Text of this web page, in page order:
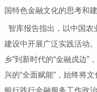
国特色金融文化的思考和建
智库报告指出，以中国
建设中开展广泛实践活动
乡”到新时代的“金融戍边”
兴的“全面赋能”，始终将
银行践行金融服务工作政